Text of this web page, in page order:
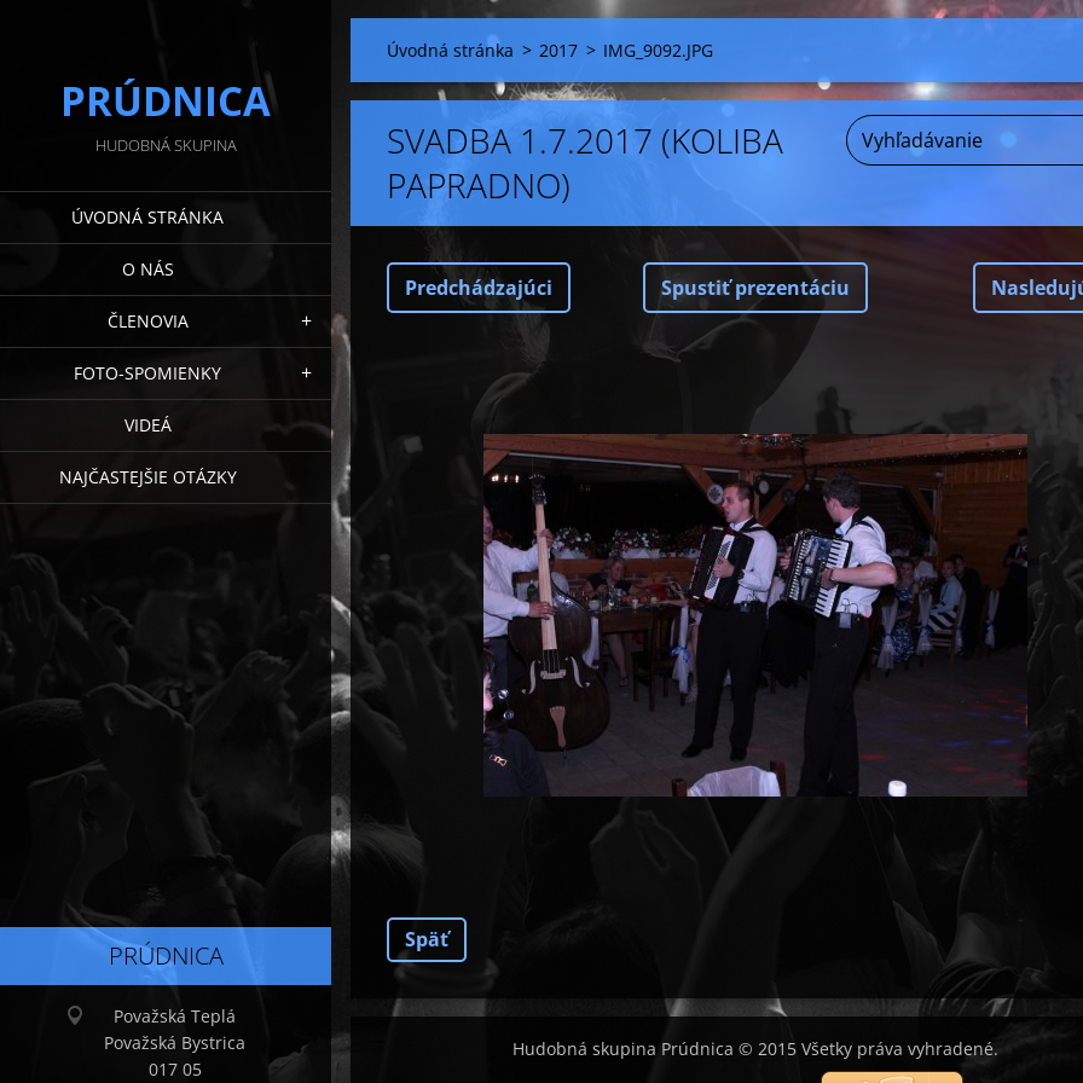
PRÚDNICA
HUDOBNÁ SKUPINA
ÚVODNÁ STRÁNKA
O NÁS
ČLENOVIA
FOTO-SPOMIENKY
VIDEÁ
NAJČASTEJŠIE OTÁZKY
PRÚDNICA
Považská Teplá
Považská Bystrica
017 05
Úvodná stránka > 2017 > IMG_9092.JPG
SVADBA 1.7.2017 (KOLIBA
PAPRADNO)
Predchádzajúci Spustiť prezentáciu
Späť
Hudobná skupina Prúdnica © 2015 Všetky práva vyhradené.